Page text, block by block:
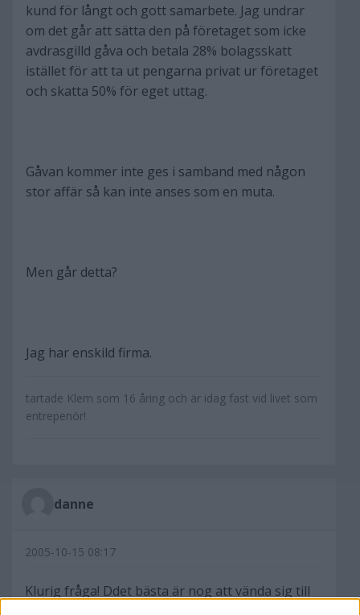
kund för långt och gott samarbete. Jag undrar
om det går att sätta den på företaget som icke
avdrasgilld gåva och betala 28% bolagsskatt
istället för att ta ut pengarna privat ur företaget
och skatta 50% för eget uttag.
Gåvan kommer inte ges i samband med någon
stor affär så kan inte anses som en muta.
Men går detta?
Jag har enskild firma.
tartade Klem som 16 åring och är idag fast vid livet som
entrepenör!
danne
2005-10-15 08:17
Klurig fråga! Ddet bästa är nog att vända sig till